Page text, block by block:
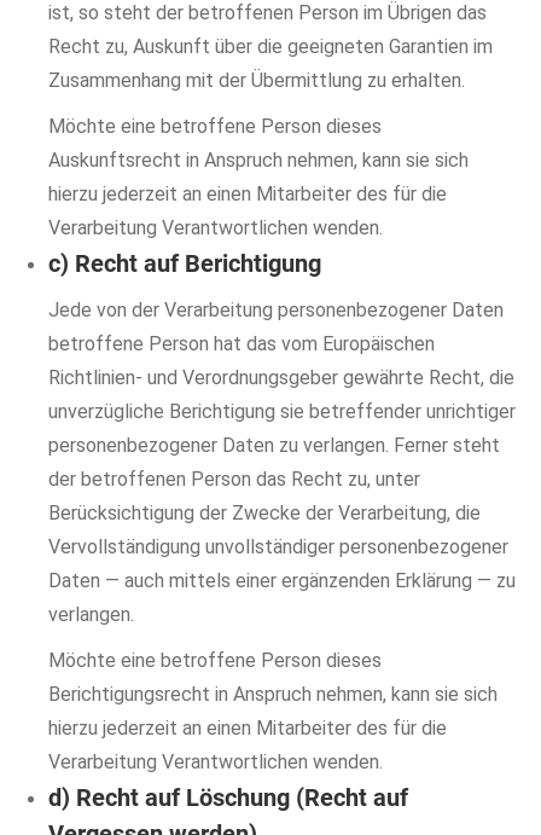
ist, so steht der betroffenen Person im Übrigen das
Recht zu, Auskunft über die geeigneten Garantien im
Zusammenhang mit der Übermittlung zu erhalten.
Möchte eine betroffene Person dieses
Auskunftsrecht in Anspruch nehmen, kann sie sich
hierzu jederzeit an einen Mitarbeiter des für die
Verarbeitung Verantwortlichen wenden.
c) Recht auf Berichtigung
Jede von der Verarbeitung personenbezogener Daten
betroffene Person hat das vom Europäischen
Richtlinien- und Verordnungsgeber gewährte Recht, die
unverzügliche Berichtigung sie betreffender unrichtiger
personenbezogener Daten zu verlangen. Ferner steht
der betroffenen Person das Recht zu, unter
Berücksichtigung der Zwecke der Verarbeitung, die
Vervollständigung unvollständiger personenbezogener
Daten — auch mittels einer ergänzenden Erklärung — zu
verlangen.
Möchte eine betroffene Person dieses
Berichtigungsrecht in Anspruch nehmen, kann sie sich
hierzu jederzeit an einen Mitarbeiter des für die
Verarbeitung Verantwortlichen wenden.
d) Recht auf Löschung (Recht auf